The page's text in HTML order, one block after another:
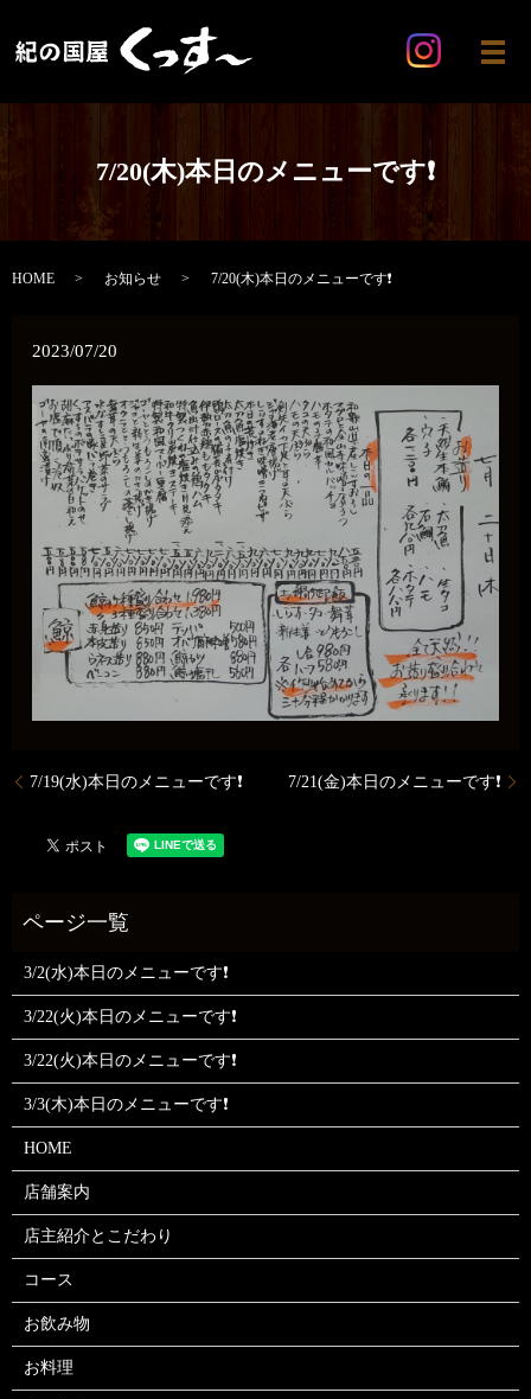
メ
7/20(木)本日のメニューです❗
HOME お知らせ 7/20(木)本日のメニューです❗
2023/07/20
7/19(水)本日のメニューです❗ 7/21(金)本日のメニューです❗
3/2(水)本日のメニューです❗
3/22(火)本日のメニューです❗
3/22(火)本日のメニューです❗
3/3(木)本日のメニューです❗
HOME
店舗案内
店主紹介とこだわり
コース
お飲み物
お料理